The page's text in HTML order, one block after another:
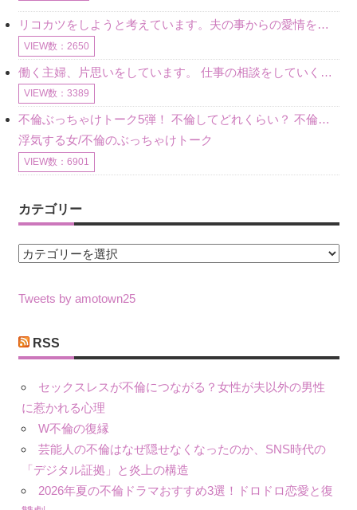
リコカツをしようと考えています。夫の事からの愛情を全く感じません。子供がいるので、子供が成長するまではと我慢しています。 まず、お金が必要だと考え、仕事の量も増やしました。ところが、夫は働かず、結局は
VIEW数：2650
働く主婦、片思いをしています。 仕事の相談をしていくうちに、彼のことを好きになりました。私には夫も子供もいます。不倫をしているわけでもなく、もちろん、この気持ちは誰にも話していません。 ラインをする関
VIEW数：3389
不倫ぶっちゃけトーク5弾！ 不倫してどれくらい？ 不倫のあれこれを、なんでもどうぞ♪♪
浮気する女/不倫のぶっちゃけトーク
VIEW数：6901
カテゴリー
カ
ゴ
ー
Tweets by amotown25
RSS
セックスレスが不倫につながる？女性が夫以外の男性
に惹かれる心理
W不倫の復縁
芸能人の不倫はなぜ隠せなくなったのか、SNS時代の
「デジタル証拠」と炎上の構造
2026年夏の不倫ドラマおすすめ3選！ドロドロ恋愛と復